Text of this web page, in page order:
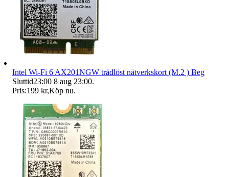
Intel Wi-Fi 6 AX201NGW trådlöst nätverkskort (M.2 ) Beg
Sluttid23:00 8 aug 23:00.
Pris:199 kr,Köp nu.